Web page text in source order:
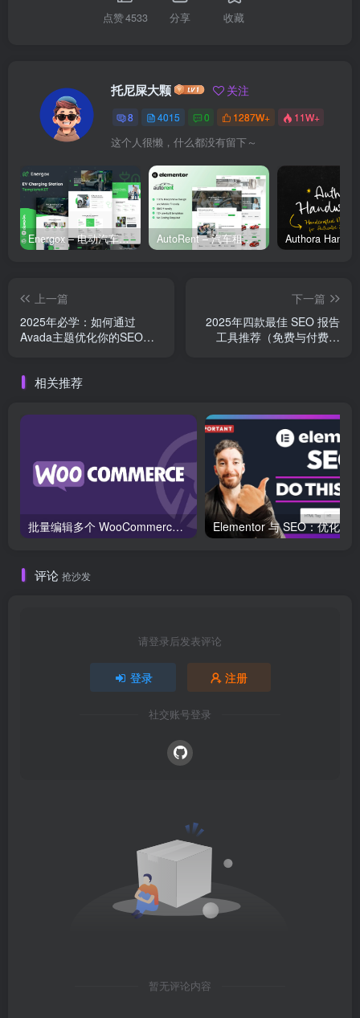
点赞4533 分享 收藏
托尼屎大颗 关注
8 4015 0 1287W+ 11W+
这个人很懒，什么都没有留下～
Energox – 电动汽车充电站 Elementor 模板套件 AutoRent – 汽车租赁服务 Elementor 模板套件
上一篇
2025年必学：如何通过
Avada主题优化你的SEO表
下一篇
2025年四款最佳 SEO 报告
工具推荐（免费与付费选
相关推荐
批量编辑多个 WooCommerce 产品变体价格的 2 个方法？
评论 抢沙发
请登录后发表评论
登录 注册
社交账号登录
暂无评论内容